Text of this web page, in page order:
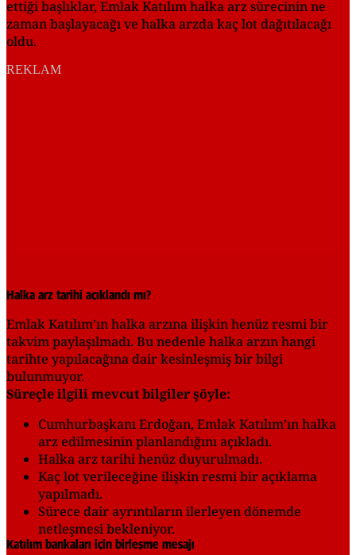
ettiği başlıklar, Emlak Katılım halka arz sürecinin ne
zaman başlayacağı ve halka arzda kaç lot dağıtılacağı
oldu.
REKLAM
Halka arz tarihi açıklandı mı?
Emlak Katılım’ın halka arzına ilişkin henüz resmi bir
takvim paylaşılmadı. Bu nedenle halka arzın hangi
tarihte yapılacağına dair kesinleşmiş bir bilgi
bulunmuyor.
Süreçle ilgili mevcut bilgiler şöyle:
Cumhurbaşkanı Erdoğan, Emlak Katılım’ın halka
arz edilmesinin planlandığını açıkladı.
Halka arz tarihi henüz duyurulmadı.
Kaç lot verileceğine ilişkin resmi bir açıklama
yapılmadı.
Sürece dair ayrıntıların ilerleyen dönemde
netleşmesi bekleniyor.
Katılım bankaları için birleşme mesajı